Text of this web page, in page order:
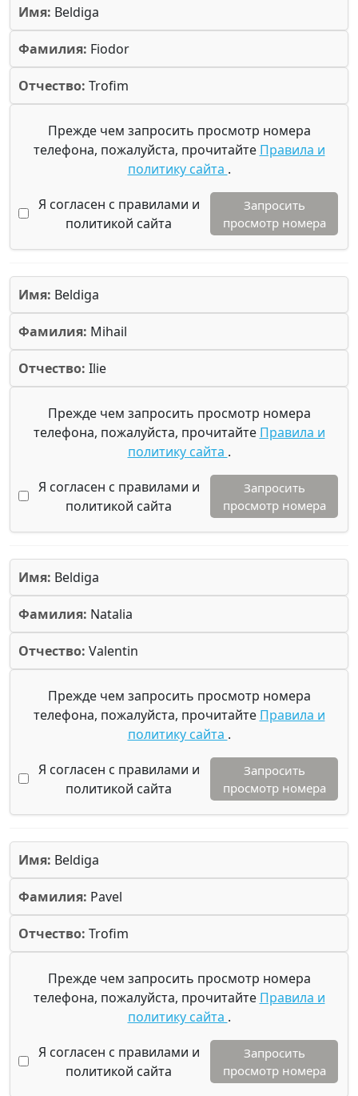
Имя: Beldiga
Фамилия: Fiodor
Отчество: Trofim
Прежде чем запросить просмотр номера
телефона, пожалуйста, прочитайте Правила и
политику сайта .
Я согласен с правилами и
политикой сайта
Запросить
просмотр номера
Имя: Beldiga
Фамилия: Mihail
Отчество: Ilie
Прежде чем запросить просмотр номера
телефона, пожалуйста, прочитайте Правила и
политику сайта .
Я согласен с правилами и
политикой сайта
Запросить
просмотр номера
Имя: Beldiga
Фамилия: Natalia
Отчество: Valentin
Прежде чем запросить просмотр номера
телефона, пожалуйста, прочитайте Правила и
политику сайта .
Я согласен с правилами и
политикой сайта
Запросить
просмотр номера
Имя: Beldiga
Фамилия: Pavel
Отчество: Trofim
Прежде чем запросить просмотр номера
телефона, пожалуйста, прочитайте Правила и
политику сайта .
Я согласен с правилами и
политикой сайта
Запросить
просмотр номера